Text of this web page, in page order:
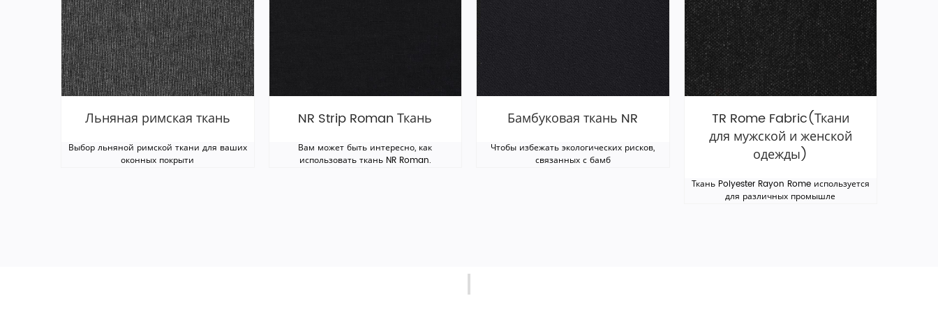
Льняная римская ткань
Выбор льняной римской ткани для ваших
оконных покрыти
NR Strip Roman Ткань
Вам может быть интересно, как
использовать ткань NR Roman.
Бамбуковая ткань NR
Чтобы избежать экологических рисков,
связанных с бамб
TR Rome Fabric(Ткани
для мужской и женской
одежды)
Ткань Polyester Rayon Rome используется
для различных промышле